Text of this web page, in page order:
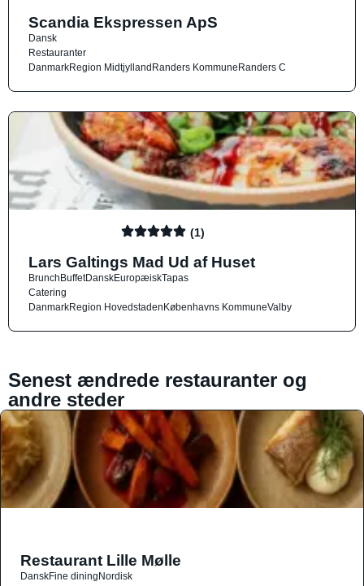
Scandia Ekspressen ApS
Dansk
Restauranter
DanmarkRegion MidtjyllandRanders KommuneRanders C
(1)
Lars Galtings Mad Ud af Huset
BrunchBuffetDanskEuropæiskTapas
Catering
DanmarkRegion HovedstadenKøbenhavns KommuneValby
Senest ændrede restauranter og
andre steder
Restaurant Lille Mølle
DanskFine diningNordisk